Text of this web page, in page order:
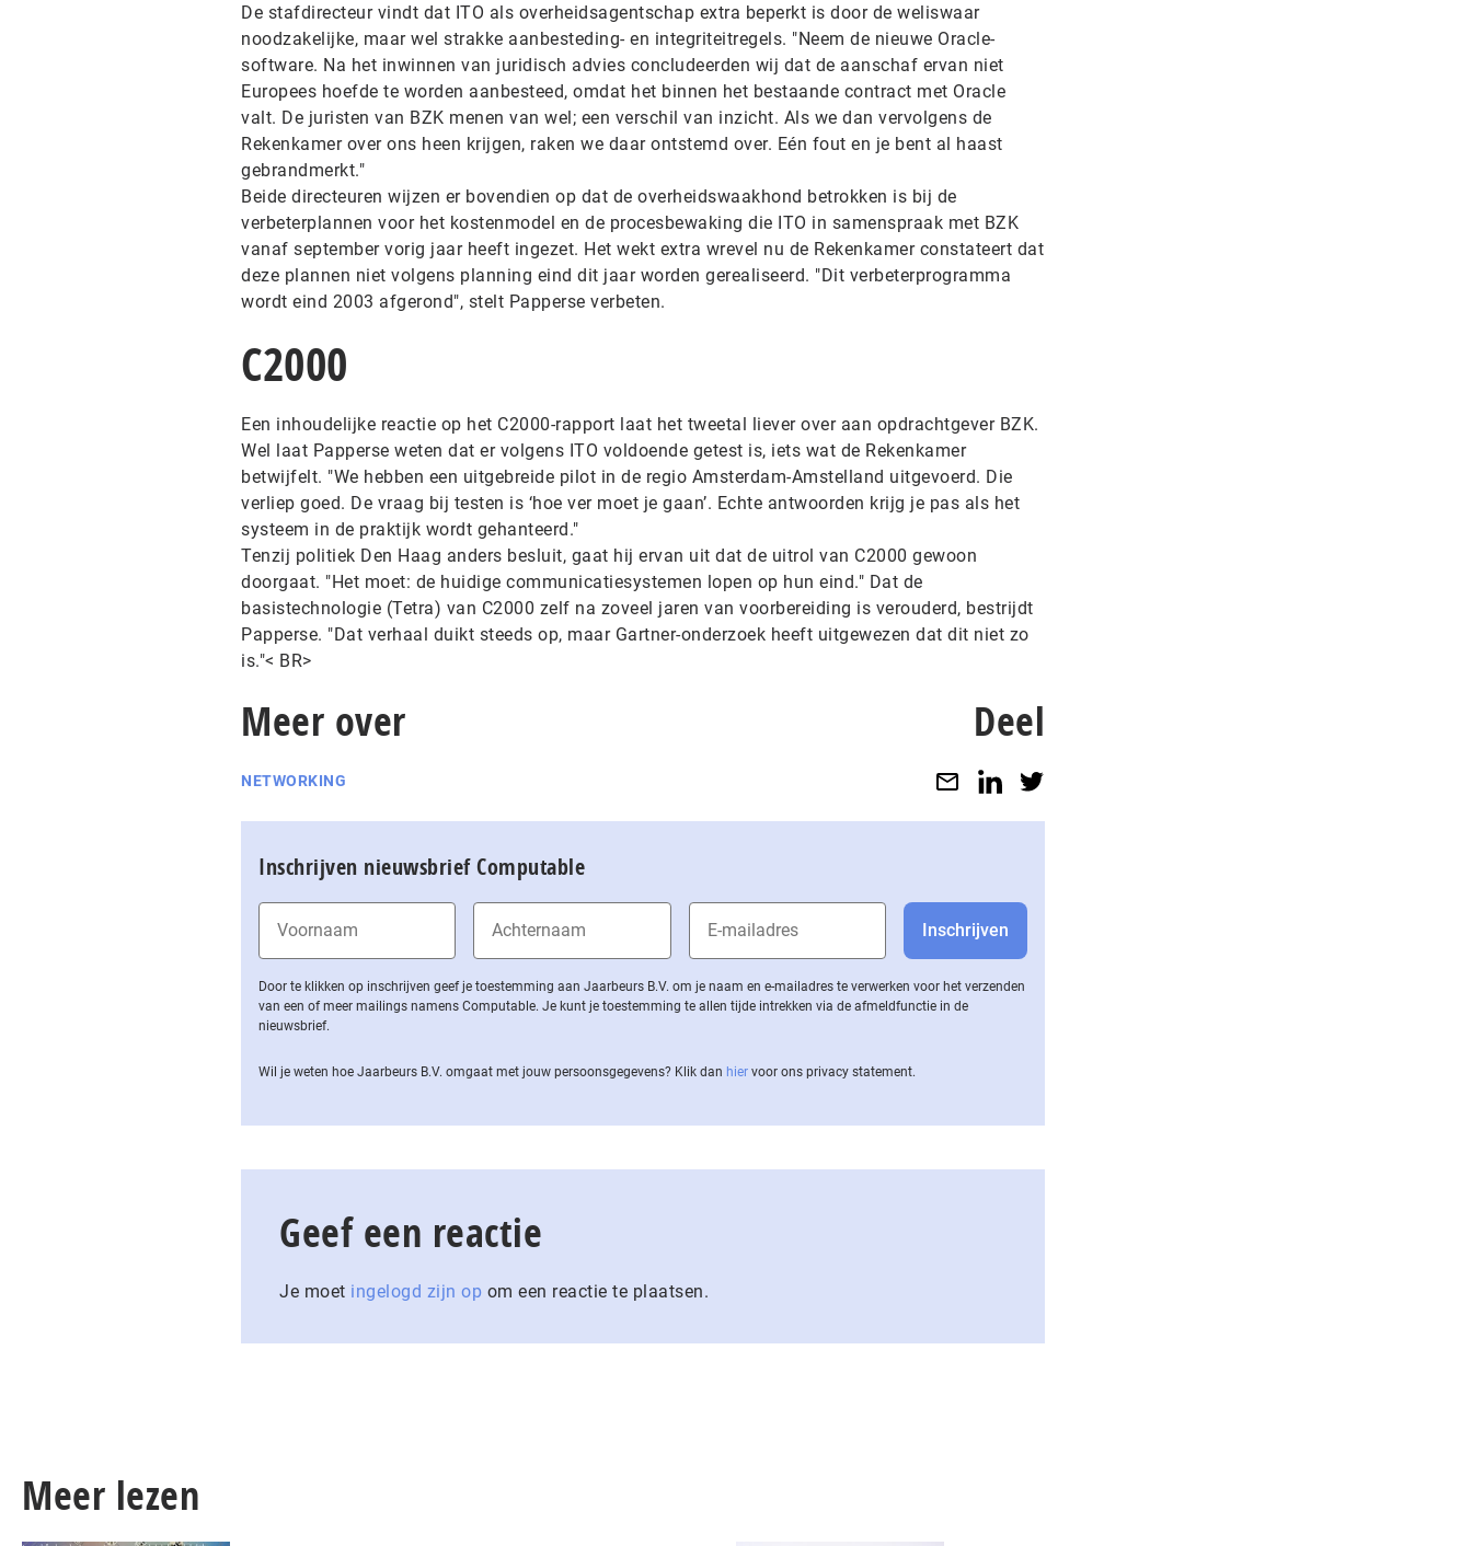
De stafdirecteur vindt dat ITO als overheidsagentschap extra beperkt is door de weliswaar
noodzakelijke, maar wel strakke aanbesteding- en integriteitregels. "Neem de nieuwe Oracle-
software. Na het inwinnen van juridisch advies concludeerden wij dat de aanschaf ervan niet
Europees hoefde te worden aanbesteed, omdat het binnen het bestaande contract met Oracle
valt. De juristen van BZK menen van wel; een verschil van inzicht. Als we dan vervolgens de
Rekenkamer over ons heen krijgen, raken we daar ontstemd over. Eén fout en je bent al haast
gebrandmerkt."
Beide directeuren wijzen er bovendien op dat de overheidswaakhond betrokken is bij de
verbeterplannen voor het kostenmodel en de procesbewaking die ITO in samenspraak met BZK
vanaf september vorig jaar heeft ingezet. Het wekt extra wrevel nu de Rekenkamer constateert dat
deze plannen niet volgens planning eind dit jaar worden gerealiseerd. "Dit verbeterprogramma
wordt eind 2003 afgerond", stelt Papperse verbeten.
C2000
Een inhoudelijke reactie op het C2000-rapport laat het tweetal liever over aan opdrachtgever BZK.
Wel laat Papperse weten dat er volgens ITO voldoende getest is, iets wat de Rekenkamer
betwijfelt. "We hebben een uitgebreide pilot in de regio Amsterdam-Amstelland uitgevoerd. Die
verliep goed. De vraag bij testen is ‘hoe ver moet je gaan’. Echte antwoorden krijg je pas als het
systeem in de praktijk wordt gehanteerd."
Tenzij politiek Den Haag anders besluit, gaat hij ervan uit dat de uitrol van C2000 gewoon
doorgaat. "Het moet: de huidige communicatiesystemen lopen op hun eind." Dat de
basistechnologie (Tetra) van C2000 zelf na zoveel jaren van voorbereiding is verouderd, bestrijdt
Papperse. "Dat verhaal duikt steeds op, maar Gartner-onderzoek heeft uitgewezen dat dit niet zo
is."< BR>
Meer over
NETWORKING
Deel
Inschrijven nieuwsbrief Computable
Door te klikken op inschrijven geef je toestemming aan Jaarbeurs B.V. om je naam en e-mailadres te verwerken voor het verzenden
van een of meer mailings namens Computable. Je kunt je toestemming te allen tijde intrekken via de af­meld­func­tie in de
nieuwsbrief.
Wil je weten hoe Jaarbeurs B.V. omgaat met jouw per­soons­ge­ge­vens? Klik dan hier voor ons privacy statement.
Geef een reactie
Je moet ingelogd zijn op om een reactie te plaatsen.
Meer lezen